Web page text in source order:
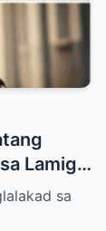
Lamig,
Isa
sa